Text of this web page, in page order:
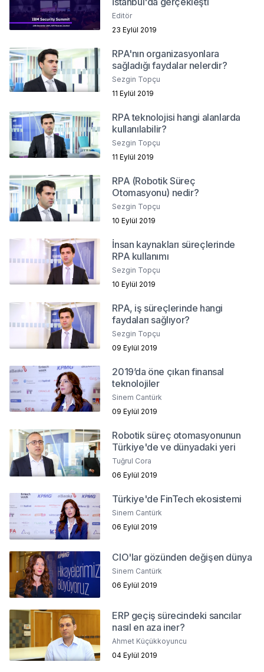
Editör
23 Eylül 2019
RPA'nın organizasyonlara
sağladığı faydalar nelerdir?
Sezgin Topçu
11 Eylül 2019
RPA teknolojisi hangi alanlarda
kullanılabilir?
Sezgin Topçu
11 Eylül 2019
RPA (Robotik Süreç
Otomasyonu) nedir?
Sezgin Topçu
10 Eylül 2019
İnsan kaynakları süreçlerinde
RPA kullanımı
Sezgin Topçu
10 Eylül 2019
RPA, iş süreçlerinde hangi
faydaları sağlıyor?
Sezgin Topçu
09 Eylül 2019
2019’da öne çıkan finansal
teknolojiler
Sinem Cantürk
09 Eylül 2019
Robotik süreç otomasyonunun
Türkiye'de ve dünyadaki yeri
Tuğrul Cora
06 Eylül 2019
Türkiye'de FinTech ekosistemi
Sinem Cantürk
06 Eylül 2019
CIO'lar gözünden değişen dünya
Sinem Cantürk
06 Eylül 2019
ERP geçiş sürecindeki sancılar
nasıl en aza iner?
Ahmet Küçükkoyuncu
04 Eylül 2019